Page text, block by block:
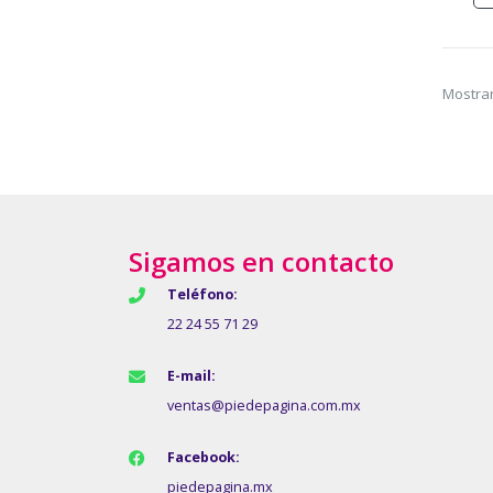
Sigamos en contacto
Teléfono:
22 24 55 71 29
E-mail:
ventas@piedepagina.com.mx
Facebook:
piedepagina.mx